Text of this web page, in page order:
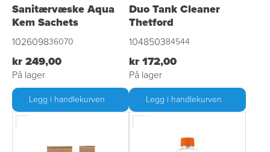
Sanitærvæske Aqua
Kem Sachets
102609836070
kr 249,00
På lager
Legg i handlekurven
Duo Tank Cleaner
Thetford
104850384544
kr 172,00
På lager
Legg i handlekurven